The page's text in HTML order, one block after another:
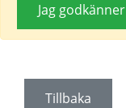
Jag godkänner
Tillbaka